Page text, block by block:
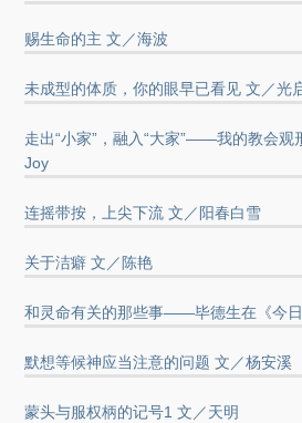
赐生命的主 文／海波
未成型的体质，你的眼早已看见 文／光
走出“小家”，融入“大家”——我的教会观
Joy
连摇带按，上尖下流 文／阳春白雪
关于洁癖 文／陈艳
和灵命有关的那些事——毕德生在《今
默想等候神应当注意的问题 文／杨安溪
蒙头与服权柄的记号1 文／天明